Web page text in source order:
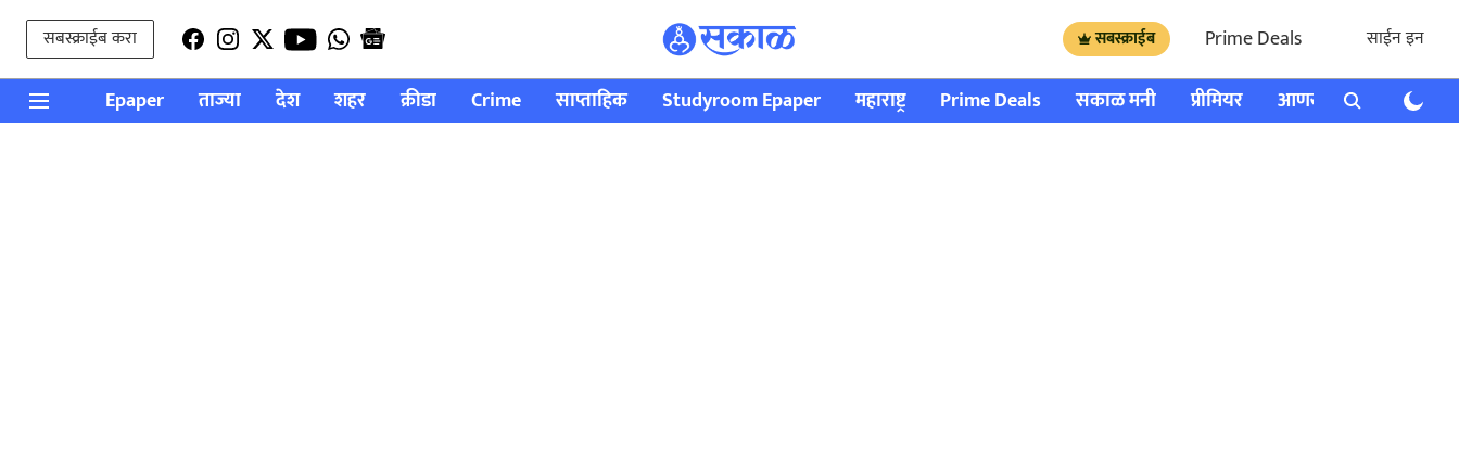
सबस्क्राईब करा सबस्क्राईब Prime Deals साईन इन
Epaper ताज्या देश शहर क्रीडा Crime साप्ताहिक Studyroom Epaper महाराष्ट्र Prime Deals सकाळ मनी प्रीमियर आणखी राशी भविष्य